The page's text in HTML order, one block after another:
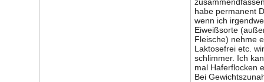
habe permanent
wenn ich
Eiweißsorte
Fleische) nehme
Laktosefrei etc.
schlimmer. Ich
mal Haferflocken
Bei